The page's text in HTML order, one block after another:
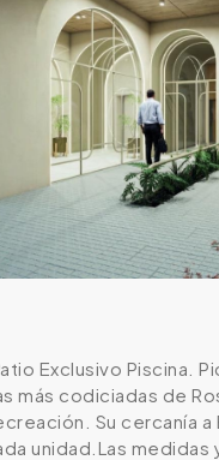
Exclusivo Piscina.
más codiciadas de
Su cercanía
unidad.Las